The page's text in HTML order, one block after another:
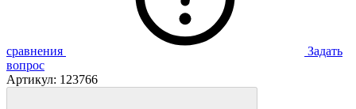
сравнения
Задать
вопрос
Артикул: 123766